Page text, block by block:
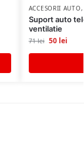
ACCESORII AUTO
Suport auto
ventilatie
71lei 50 lei